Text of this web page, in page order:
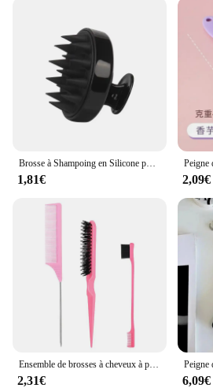
brosse a cgeveux Peignes
cap for safe storage. This
the life of the brush but also
clean and ready for use. The
only functional but also stylish,
addition to any hair care
compact size make it easy to
can style your hair on-the-go
**A Brush for Everyone**
The brosse a cgeveux Peignes
companion for your hair care
you're looking to detangle,
your hair's health, this brush is
Its performance and property
to all hair types, from the
children to the thick and coarse
brush's performance is gentle
your hair remains tangle-free
perfection. Its versatility makes
both professional stylists and
that everyone can enjoy the
exceptional hair brush.
Brosse à Shampoing en Silicone pour le Énergie du Cuir oral elu, Peigne de Lavage des Cheveux, pour le Corps, Bain, Douche, Outil de Coiffure pour Salon
1,81€ 2,09€
Ensemble de brosses à cheveux à poils lisses pour femmes et enfants, peigne TJavier, cheveux noirs, bébé, 3 pièces
2,31€ 6,09€